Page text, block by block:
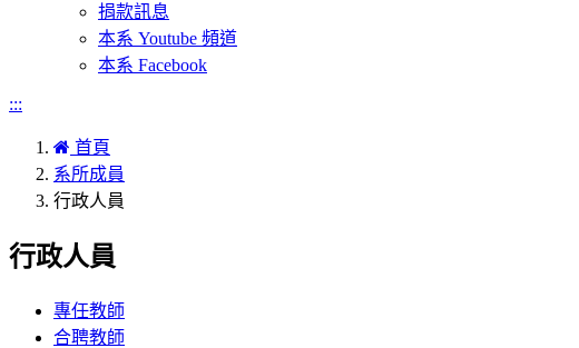
捐款訊息
本系 Youtube 頻道
本系 Facebook
:::
首頁
系所成員
行政人員
行政人員
專任教師
合聘教師